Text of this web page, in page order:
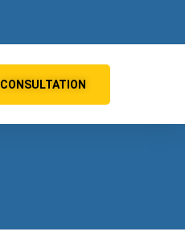
CONSULTATION